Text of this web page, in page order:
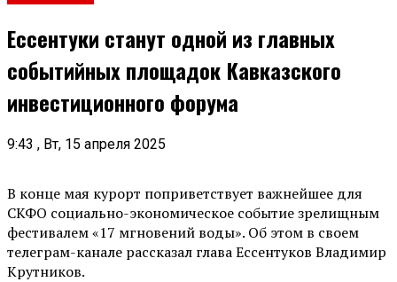
Ессентуки станут одной из главных
событийных площадок Кавказского
инвестиционного форума
9:43 , Вт, 15 апреля 2025
В конце мая курорт поприветствует важнейшее для
СКФО социально-экономическое событие зрелищным
фестивалем «17 мгновений воды». Об этом в своем
телеграм-канале рассказал глава Ессентуков Владимир
Крутников.